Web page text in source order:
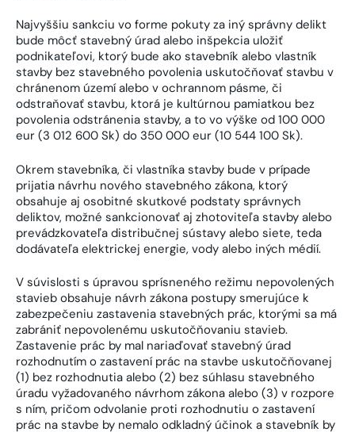
Najvyššiu sankciu vo forme pokuty za iný správny delikt
bude môcť stavebný úrad alebo inšpekcia uložiť
podnikateľovi, ktorý bude ako stavebník alebo vlastník
stavby bez stavebného povolenia uskutočňovať stavbu v
chránenom území alebo v ochrannom pásme, či
odstraňovať stavbu, ktorá je kultúrnou pamiatkou bez
povolenia odstránenia stavby, a to vo výške od 100 000
eur (3 012 600 Sk) do 350 000 eur (10 544 100 Sk).
Okrem stavebníka, či vlastníka stavby bude v prípade
prijatia návrhu nového stavebného zákona, ktorý
obsahuje aj osobitné skutkové podstaty správnych
deliktov, možné sankcionovať aj zhotoviteľa stavby alebo
prevádzkovateľa distribučnej sústavy alebo siete, teda
dodávateľa elektrickej energie, vody alebo iných médií.
V súvislosti s úpravou sprísneného režimu nepovolených
stavieb obsahuje návrh zákona postupy smerujúce k
zabezpečeniu zastavenia stavebných prác, ktorými sa má
zabrániť nepovolenému uskutočňovaniu stavieb.
Zastavenie prác by mal nariaďovať stavebný úrad
rozhodnutím o zastavení prác na stavbe uskutočňovanej
(1) bez rozhodnutia alebo (2) bez súhlasu stavebného
úradu vyžadovaného návrhom zákona alebo (3) v rozpore
s ním, pričom odvolanie proti rozhodnutiu o zastavení
prác na stavbe by nemalo odkladný účinok a stavebník by